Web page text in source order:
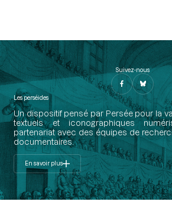
Suivez-nous
Les perséides
Un dispositif pensé par Persée pour la
textuels et iconographiques
partenariat avec des équipes de
documentaires.
En savoir plus